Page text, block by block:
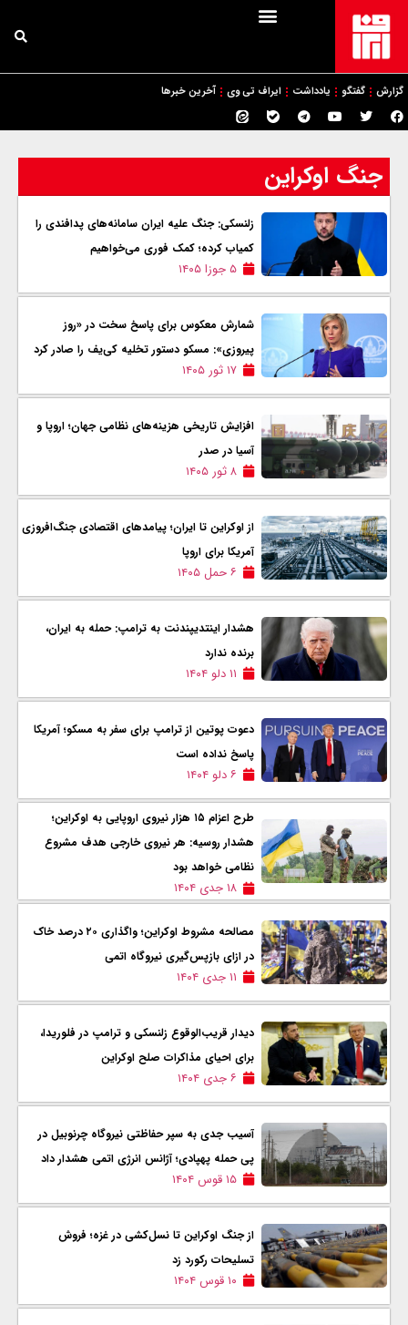
گزارش گفتگو یادداشت ایراف تی وی آخرین خبرها
جنگ اوکراین
زلنسکی: جنگ علیه ایران سامانه‌های پدافندی را
کمیاب کرده؛ کمک فوری می‌خواهیم
۵ جوزا ۱۴۰۵
شمارش معکوس برای پاسخ سخت در «روز
پیروزی»: مسکو دستور تخلیه کی‌یف را صادر کرد
۱۷ ثور ۱۴۰۵
افزایش تاریخی هزینه‌های نظامی جهان؛ اروپا و
آسیا در صدر
۸ ثور ۱۴۰۵
از اوکراین تا ایران؛ پیامدهای اقتصادی جنگ‌افروزی
آمریکا برای اروپا
۶ حمل ۱۴۰۵
هشدار اینتدیپندنت به ترامپ: حمله به ایران،
برنده ندارد
۱۱ دلو ۱۴۰۴
دعوت پوتین از ترامپ برای سفر به مسکو؛ آمریکا
پاسخ نداده‌ است
۶ دلو ۱۴۰۴
طرح اعزام ۱۵ هزار نیروی اروپایی به اوکراین؛
هشدار روسیه: هر نیروی خارجی هدف مشروع
نظامی خواهد بود
۱۸ جدی ۱۴۰۴
مصالحه مشروط اوکراین؛ واگذاری ۲۰ درصد خاک
در ازای بازپس‌گیری نیروگاه اتمی
۱۱ جدی ۱۴۰۴
دیدار قریب‌الوقوع زلنسکی و ترامپ در فلوریدا،
برای احیای مذاکرات صلح اوکراین
۶ جدی ۱۴۰۴
آسیب جدی به سپر حفاظتی نیروگاه چرنوبیل در
پی حمله پهپادی؛ آژانس انرژی اتمی هشدار داد
۱۵ قوس ۱۴۰۴
از جنگ اوکراین تا نسل‌کشی در غزه؛ فروش
تسلیحات رکورد زد
۱۰ قوس ۱۴۰۴